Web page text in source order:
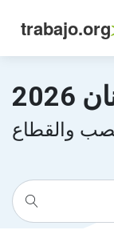
trabajo.org
والقطاع